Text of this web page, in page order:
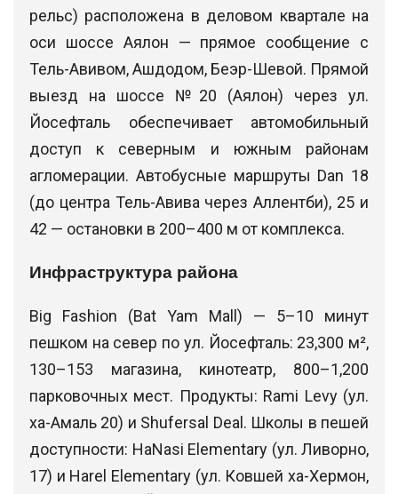
рельс) расположена в деловом квартале на
оси шоссе Аялон — прямое сообщение с
Тель-Авивом, Ашдодом, Беэр-Шевой. Прямой
выезд на шоссе №20 (Аялон) через ул.
Йосефталь обеспечивает автомобильный
доступ к северным и южным районам
агломерации. Автобусные маршруты Dan 18
(до центра Тель-Авива через Аллентби), 25 и
42 — остановки в 200–400 м от комплекса.
Инфраструктура района
Big Fashion (Bat Yam Mall) — 5–10 минут
пешком на север по ул. Йосефталь: 23,300 м²,
130–153 магазина, кинотеатр, 800–1,200
парковочных мест. Продукты: Rami Levy (ул.
ха-Амаль 20) и Shufersal Deal. Школы в пешей
доступности: HaNasi Elementary (ул. Ливорно,
17) и Harel Elementary (ул. Ковшей ха-Хермон,